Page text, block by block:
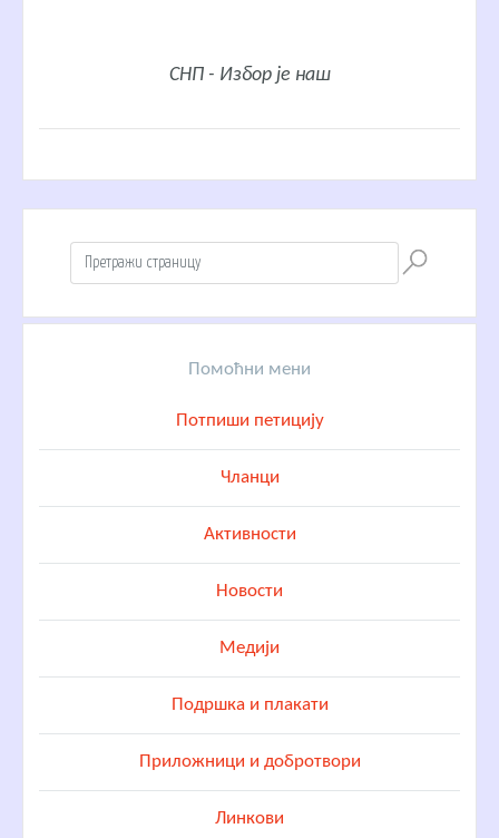
СНП - Избор је наш
Помоћни мени
Потпиши петицију
Чланци
Активности
Новости
Медији
Подршка и плакати
Приложници и добротвори
Линкови